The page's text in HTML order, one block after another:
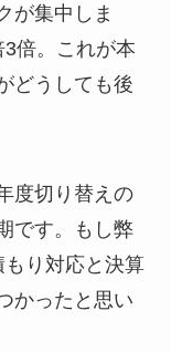
が集中しま
倍。これが本
どうしても後
度切り替えの
です。もし弊
り対応と決算
かったと思い